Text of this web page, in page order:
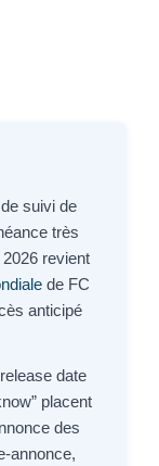
suivi de
très
revient
de FC
anticipé
date
placent
des
annonce,